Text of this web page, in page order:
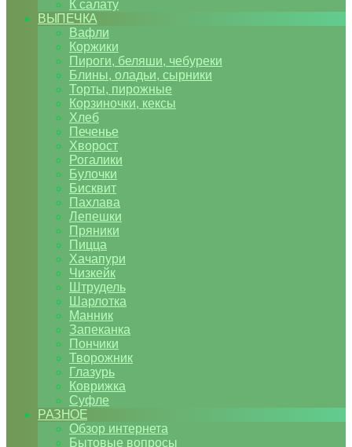
К салату
ВЫПЕЧКА
Вафли
Коржики
Пироги, беляши, чебуреки
Блины, оладьи, сырники
Торты, пирожные
Корзиночки, кексы
Хлеб
Печенье
Хворост
Рогалики
Булочки
Бисквит
Пахлава
Лепешки
Пряники
Пицца
Хачапури
Чизкейк
Штрудель
Шарлотка
Манник
Запеканка
Пончики
Творожник
Глазурь
Коврижка
Суфле
РАЗНОЕ
Обзор интернета
Бытовые вопросы